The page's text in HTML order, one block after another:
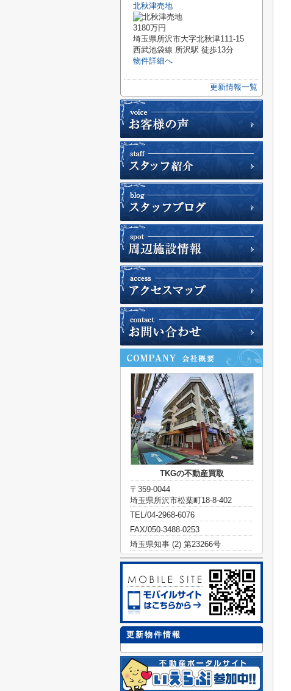
北秋津売地
3180万円
埼玉県所沢市大字北秋津111-15
西武池袋線 所沢駅 徒歩13分
物件詳細へ
更新情報一覧
TKGの不動産買取
〒359-0044
埼玉県所沢市松葉町18-8-402
TEL/04-2968-6076
FAX/050-3488-0253
埼玉県知事 (2) 第23266号
更新物件情報